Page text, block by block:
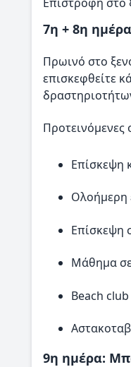
7η + 8η
Πρωινό στο
επισκεφθείτε
Προτεινόμενες
Επίσκεψη
Ολοήμερη
Επίσκεψη
Μάθημα
Beach
9η ημέρα: